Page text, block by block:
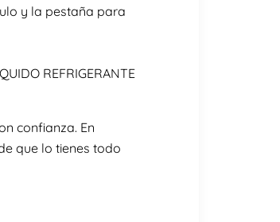
y la pestaña para
REFRIGERANTE
confianza. En
que lo tienes todo